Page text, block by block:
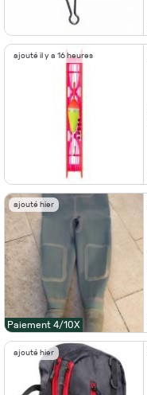
ajouté il y a 16 heures
ajouté hier
Paiement 4/10X
ajouté hier